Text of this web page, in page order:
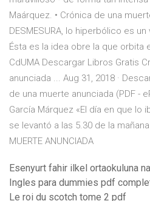
Maárquez. • Crónica de una
DESMESURA, lo hiperbólico es
Ésta es la idea obre la que orbita
CdUMA Descargar Libros Gratis
anunciada ... Aug 31, 2018 ·
de una muerte anunciada (PDF -
García Márquez «El día en que lo
se levantó a las 5.30 de la mañana
MUERTE ANUNCIADA
Esenyurt fahir ilkel ortaokuluna
Ingles para dummies pdf
Le roi du scotch tome 2 pdf